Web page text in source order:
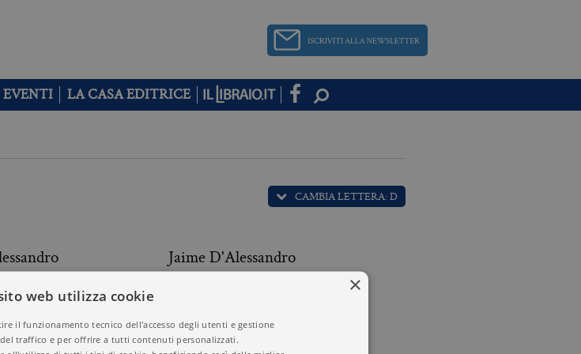
EVENTI LA CASA EDITRICE
CAMBIA LETTERA: D
Jaime D'Alessandro
×
web utilizza cookie
il funzionamento tecnico dell'accesso degli utenti e gestione
traffico e per offrire a tutti contenuti personalizzati.